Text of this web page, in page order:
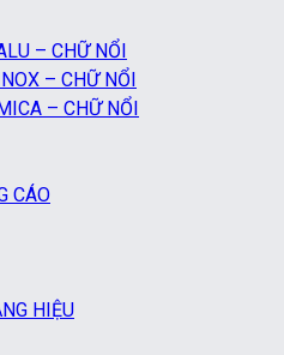
– CHỮ NỔI
– CHỮ NỔI
– CHỮ NỔI
CÁO
HIỆU